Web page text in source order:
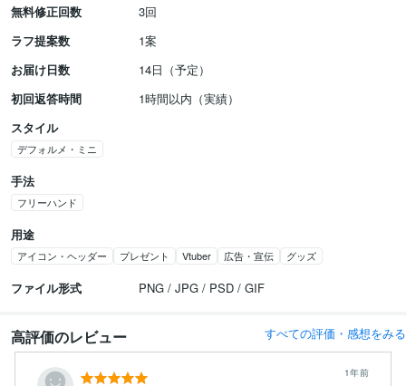
無料修正回数
3回
ラフ提案数
1案
お届け日数
14日（予定）
初回返答時間
1時間以内（実績）
スタイル
デフォルメ・ミニ
手法
フリーハンド
用途
アイコン・ヘッダー プレゼント Vtuber 広告・宣伝 グッズ
ファイル形式 PNG / JPG / PSD / GIF
高評価のレビュー すべての評価・感想をみる
1年前